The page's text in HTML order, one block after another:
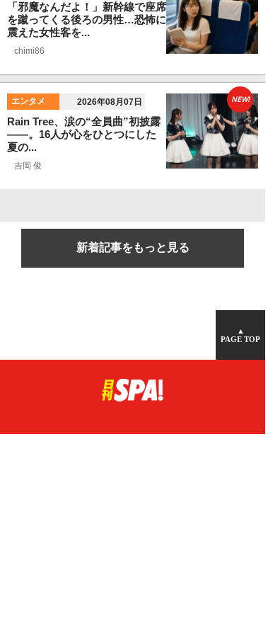
「邪魔なんだよ！」新幹線で座席
を蹴ってくる後ろの男性…恐怖に
震えた女性客を...
chimi86
エンタメ 2026年08月07日
Rain Tree、涙の“全員曲”初披露
――。16人が心をひとつにした
夏の...
吉岡 俊
NEW!
新着記事をもっと見る
▲
PAGE TOP